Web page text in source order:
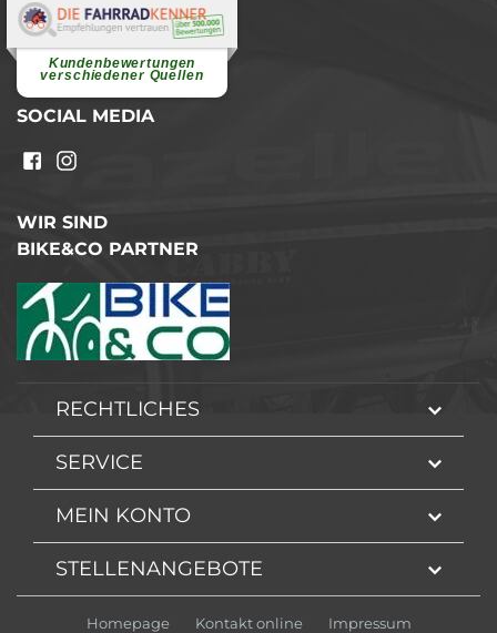
Kundenbewertungen
verschiedener Quellen
Elvira B.
Superschnelle und freundliche
weiterlesen
SOCIAL MEDIA
WIR SIND
BIKE&CO PARTNER
RECHTLICHES
SERVICE
MEIN KONTO
STELLENANGEBOTE
Homepage Kontakt online Impressum